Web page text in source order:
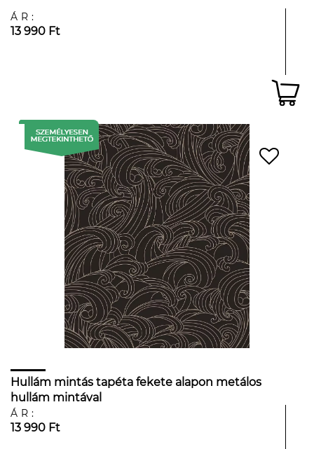
ÁR:
13 990 Ft
Hullám mintás tapéta fekete alapon metálos
hullám mintával
ÁR:
13 990 Ft